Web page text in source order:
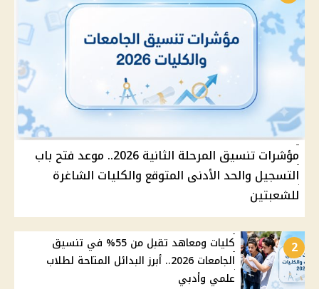
مؤشرات تنسيق المرحلة الثانية 2026.. موعد فتح باب
التسجيل والحد الأدنى المتوقع والكليات الشاغرة
للشعبتين
2
كليات ومعاهد تقبل من 55% في تنسيق
الجامعات 2026.. أبرز البدائل المتاحة لطلاب
علمي وأدبي